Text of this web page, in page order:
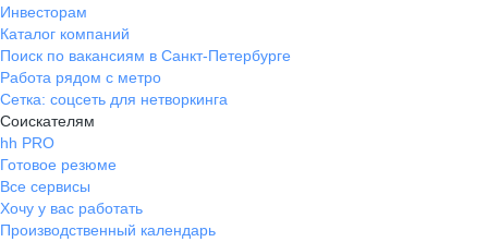
Инвесторам
Каталог компаний
Поиск по вакансиям в Санкт-Петербурге
Работа рядом с метро
Сетка: соцсеть для нетворкинга
Соискателям
hh PRO
Готовое резюме
Все сервисы
Хочу у вас работать
Производственный календарь